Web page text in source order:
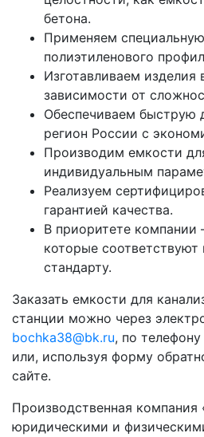
бетона.
Применяем
полиэтиленового
Изготавливаем изделия
зависимости от
Обеспечиваем быструю
регион России с
Производим емкости
индивидуальным
Реализуем
гарантией качества.
В приоритете компании
которые соответствуют
стандарту.
Заказать емкости для
станции можно через
bochka38@bk.ru, по телефону
или, используя форму
сайте.
Производственная компания
юридическими и